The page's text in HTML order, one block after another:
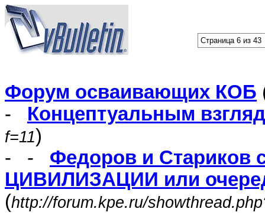
Страница 6 из 43
Форум осваивающих КОБ
- Концептуальным
f=11)
- - Федоров и Стариков
ЦИВИЛИЗАЦИИ или
(http://forum.kpe.ru/